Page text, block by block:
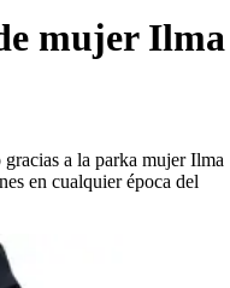
mujer Ilma
a la parka mujer Ilma
en cualquier época del